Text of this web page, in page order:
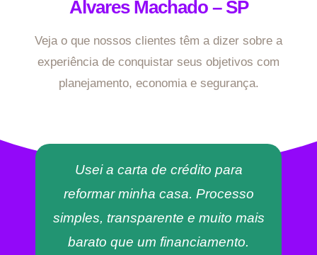
Álvares Machado – SP
Veja o que nossos clientes têm a dizer sobre a
experiência de conquistar seus objetivos com
planejamento, economia e segurança.
Usei a carta de crédito para
reformar minha casa. Processo
simples, transparente e muito mais
barato que um financiamento.